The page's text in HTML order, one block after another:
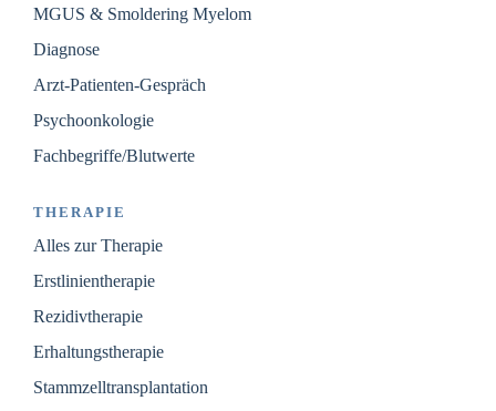
MGUS & Smoldering Myelom
Diagnose
Arzt-Patienten-Gespräch
Psychoonkologie
Fachbegriffe/Blutwerte
THERAPIE
Alles zur Therapie
Erstlinientherapie
Rezidivtherapie
Erhaltungstherapie
Stammzelltransplantation